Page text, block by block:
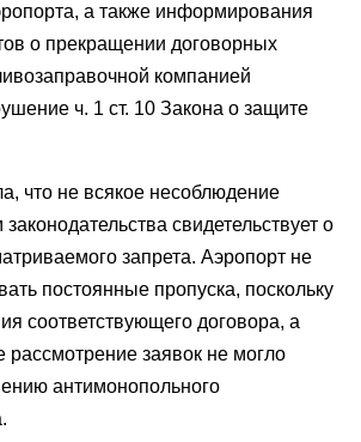
а также информирования
о прекращении договорных
компанией
ч. 1 ст. 10 Закона о защите
что не всякое несоблюдение
свидетельствует о
запрета. Аэропорт не
постоянные пропуска, поскольку
соответствующего договора, а
рассмотрение заявок не могло
антимонопольного